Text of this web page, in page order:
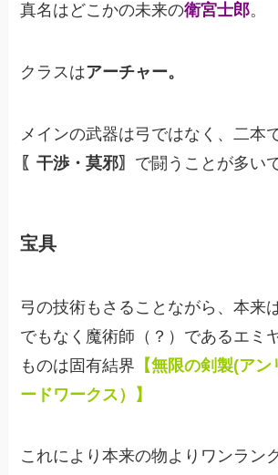
真名はどこかの未来の衛宮士郎。
クラスはアーチャー。
メインの武器は弓ではなく、二本
〖干渉・莫邪〗 で闘うことが多い
宝具
弓の技術もさることながら、本来
でもなく魔術師（？）であるエミ
ものは固有結界 【無限の剣製(ア
ードワークス）】
これにより本来の物よりワンラン